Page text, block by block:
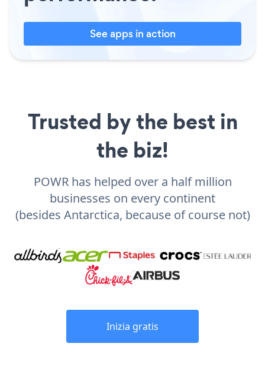
See apps in action
Trusted by the best in
the biz!
POWR has helped over a half million
businesses on every continent
(besides Antarctica, because of course not)
Inizia gratis